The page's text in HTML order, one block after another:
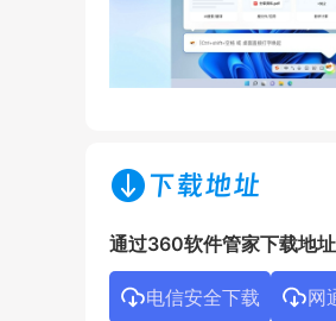
下载地址
通过360软件管家下载地
电信安全下载 网